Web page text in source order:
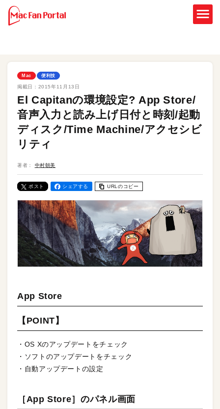
Mac 便利技
掲載日： 2015年11月13日
El Capitanの環境設定? App Store/
音声入力と読み上げ日付と時刻/起動
ディスク/Time Machine/アクセシビ
リティ
著者： 中村朝美
ポスト シェアする URLのコピー
App Store
【POINT】
・OS Xのアップデートをチェック
・ソフトのアップデートをチェック
・自動アップデートの設定
［App Store］のパネル画面